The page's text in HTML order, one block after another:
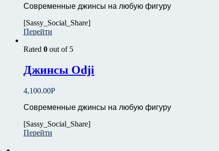
Современные джинсы на любую фигуру
[Sassy_Social_Share]
Перейти
Rated 0 out of 5
Джинсы Odji
4,100.00Р
Современные джинсы на любую фигуру
[Sassy_Social_Share]
Перейти